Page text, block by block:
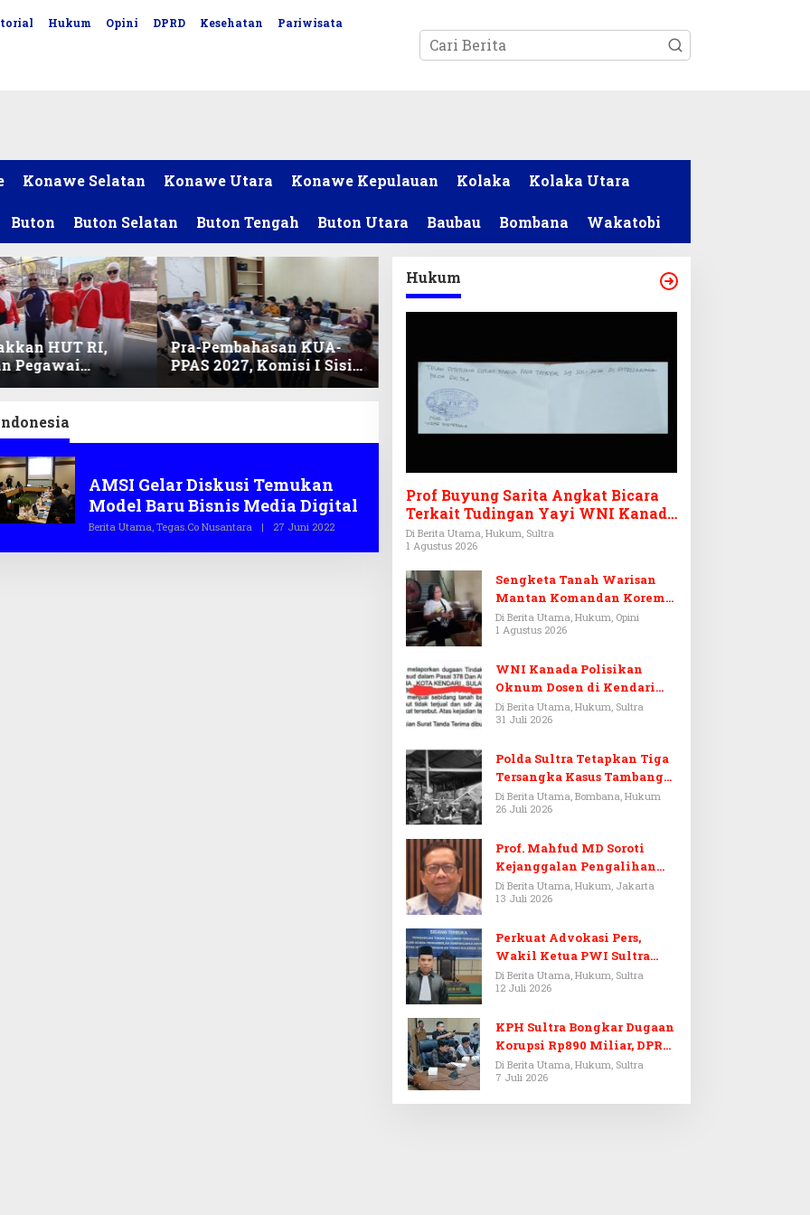
Hukum Opini DPRD Kesehatan Pariwisata
Konawe Selatan Konawe Utara Konawe Kepulauan Kolaka Kolaka Utara
Buton Buton Selatan Buton Tengah Buton Utara Baubau Bombana Wakatobi
HUT RI,
Pegawai
DPRD Sultra
Pra-Pembahasan KUA-
PPAS 2027, Komisi I Sisir
Program Prioritas
AMSI Gelar Diskusi Temukan
Model Baru Bisnis Media Digital
Berita Utama, Tegas.co Nusantara | 27 Juni 2022O
E
Hukum
Prof Buyung Sarita Angkat Bicara
Terkait Tudingan Yayi WNI Kanada
Ditagih Utang Rp3,6 Miliar
Di Berita Utama, Hukum, Sultra
1 Agustus 2026
Sengketa Tanah Warisan
Mantan Komandan Korem
143/HO, Ketika Warisan
Menjadi Arena Pemerasan
Di Berita Utama, Hukum, Opini
1 Agustus 2026
WNI Kanada Polisikan
Oknum Dosen di Kendari
Terkait Aset Puluhan Miliar
Di Berita Utama, Hukum, Sultra
31 Juli 2026
Polda Sultra Tetapkan Tiga
Tersangka Kasus Tambang
Emas Ilegal di Bombana
Di Berita Utama, Bombana, Hukum
26 Juli 2026
Prof. Mahfud MD Soroti
Kejanggalan Pengalihan
Penyelidikan Tersangka
Febrie Adriansyah
Di Berita Utama, Hukum, Jakarta
13 Juli 2026
Perkuat Advokasi Pers,
Wakil Ketua PWI Sultra
Resmi Dilantik Menjadi
Advokat PERADI
Di Berita Utama, Hukum, Sultra
12 Juli 2026
KPH Sultra Bongkar Dugaan
Korupsi Rp890 Miliar, DPRD
Sultra Gelar RDP
Di Berita Utama, Hukum, Sultra
7 Juli 2026